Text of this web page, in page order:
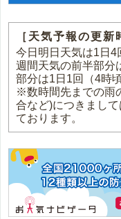
［天気予報の更新
今日明日天気は1日4
週間天気の前半部分
部分は1日1回（4時
※数時間先までの雨
合など)につきまし
ております。